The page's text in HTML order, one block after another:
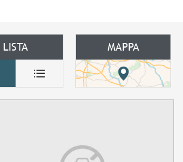
LISTA MAPPA